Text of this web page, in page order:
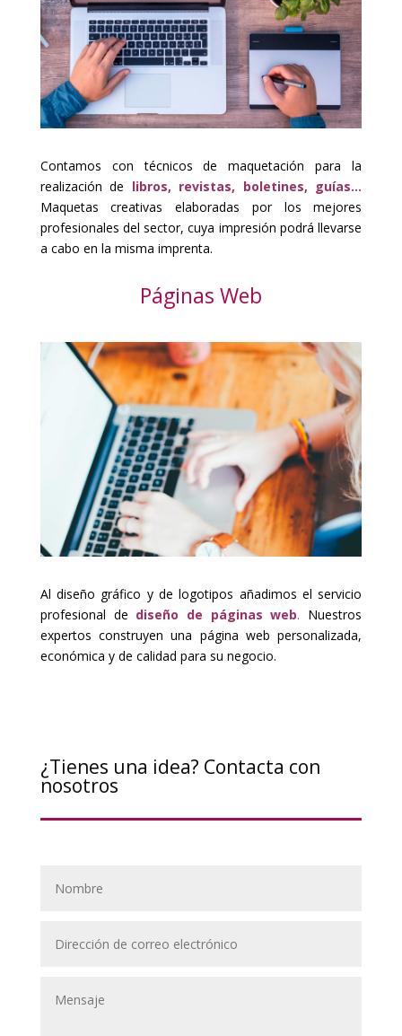
Contamos con técnicos de maquetación para la
realización de libros, revistas, boletines, guías…
Maquetas creativas elaboradas por los mejores
profesionales del sector, cuya impresión podrá llevarse
a cabo en la misma imprenta.
Páginas Web
Al diseño gráfico y de logotipos añadimos el servicio
profesional de diseño de páginas web. Nuestros
expertos construyen una página web personalizada,
económica y de calidad para su negocio.
¿Tienes una idea? Contacta con
nosotros